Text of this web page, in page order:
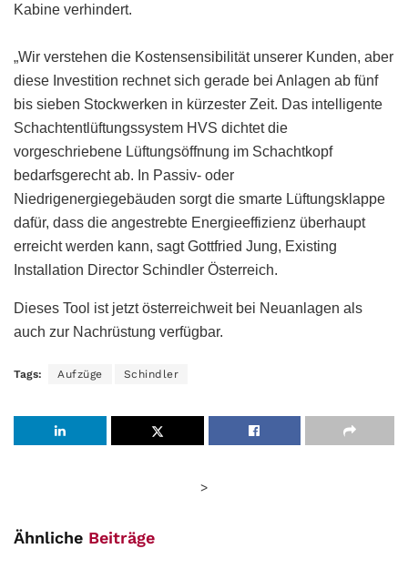
Kabine verhindert.
„Wir verstehen die Kostensensibilität unserer Kunden, aber
diese Investition rechnet sich gerade bei Anlagen ab fünf
bis sieben Stockwerken in kürzester Zeit. Das intelligente
Schachtentlüftungssystem HVS dichtet die
vorgeschriebene Lüftungsöffnung im Schachtkopf
bedarfsgerecht ab. In Passiv- oder
Niedrigenergiegebäuden sorgt die smarte Lüftungsklappe
dafür, dass die angestrebte Energieeffizienz überhaupt
erreicht werden kann, sagt Gottfried Jung, Existing
Installation Director Schindler Österreich.
Dieses Tool ist jetzt österreichweit bei Neuanlagen als
auch zur Nachrüstung verfügbar.
Tags: Aufzüge Schindler
>
Ähnliche Beiträge